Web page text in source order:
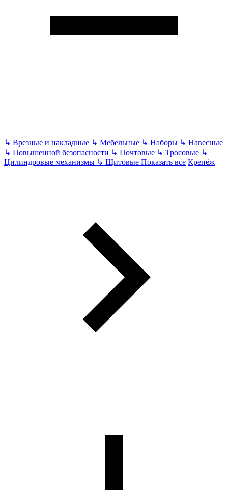
↳ Врезные и накладные ↳ Мебельные ↳ Наборы ↳ Навесные
↳ Повышенной безопасности ↳ Почтовые ↳ Тросовые ↳
Цилиндровые механизмы ↳ Щитовые Показать все Крепёж